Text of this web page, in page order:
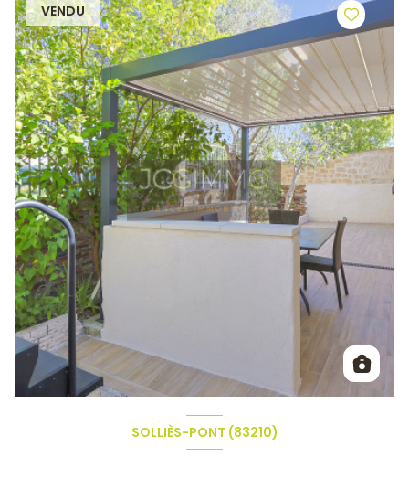
VENDU
SOLLIÈS-PONT (83210)